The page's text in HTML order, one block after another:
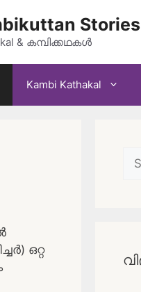
Stories
& കമ്പിക്കഥകൾ
Kambi Kathakal
ഒറ്റ
for: